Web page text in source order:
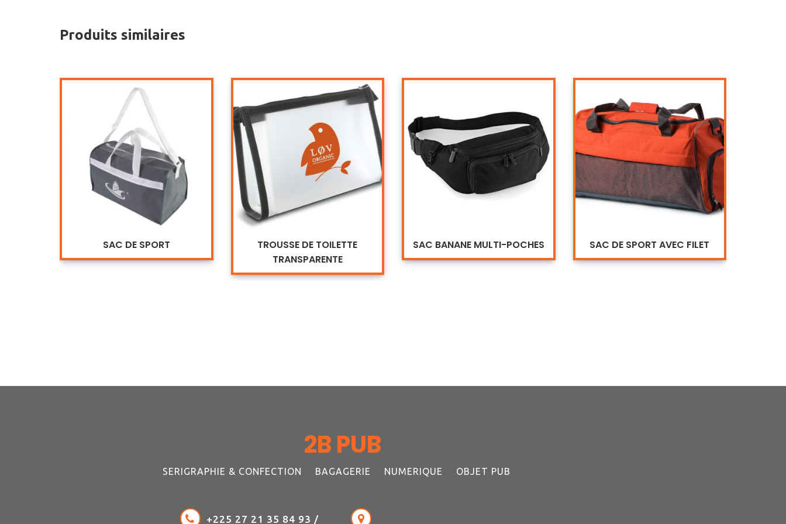
Produits similaires
SAC DE SPORT
TROUSSE DE TOILETTE
TRANSPARENTE
SAC BANANE MULTI-POCHES SAC DE SPORT AVEC FILET
2B PUB
SERIGRAPHIE & CONFECTION BAGAGERIE NUMERIQUE OBJET PUB
+225 27 21 35 84 93 /